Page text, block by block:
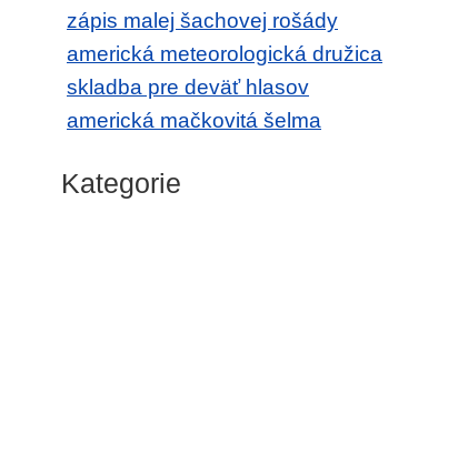
zápis malej šachovej rošády
americká meteorologická družica
skladba pre deväť hlasov
americká mačkovitá šelma
Kategorie